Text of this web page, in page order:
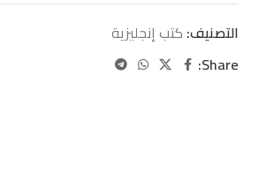
التصنيف: كتب إنجليزية
Share: